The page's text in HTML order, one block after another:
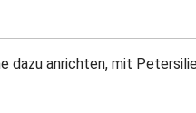
dazu anrichten, mit